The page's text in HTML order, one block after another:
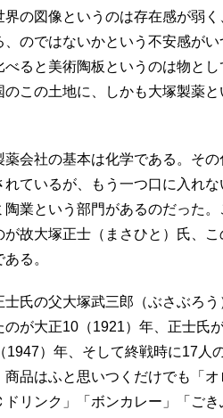
の図像というのは存在感が弱
、のではないかという不安感が
ると美術陶板というのは物と
この土地に、しかも大塚製薬
会社の基本は化学である。その
れているが、もう一つ口に入れ
陶業という部門があるのだった
が故大塚正士（まさひと）氏、
る。
氏の父大塚武三郎（ぶさぶろう
のが大正10（1921）年、正士氏
1947）年、そして終戦時に17人
商品はふと思いつくだけでも「
ドリンク」「ボンカレー」「ご